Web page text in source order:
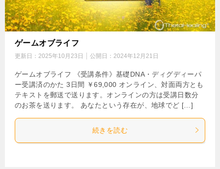
ゲームオブライフ
更新日： 2025年10月23日 公開日： 2024年12月21日
ゲームオブライフ 《受講条件》基礎DNA・ディグディーパ
ー受講済のかた 3日間 ￥69,000 オンライン、対面両方とも
テキストを郵送で送ります。オンラインの方は受講日数分
のお茶を送ります。 あなたという存在が、地球でど […]
続きを読む